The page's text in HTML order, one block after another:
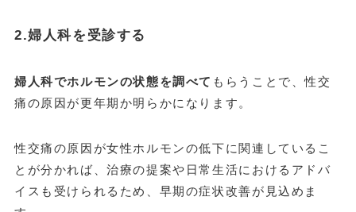
2.婦人科を受診する
婦人科でホルモンの状態を調べて もらうことで、性交
痛の原因が更年期か明らかになります。
性交痛の原因が女性ホルモンの低下に関連しているこ
とが分かれば、治療の提案や日常生活におけるアドバ
イスも受けられるため、早期の症状改善が見込めま